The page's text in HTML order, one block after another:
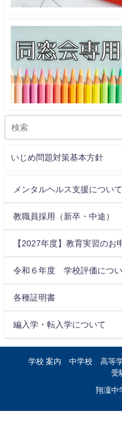
いじめ問題対策基本方針
メンタルヘルス支援について
教職員採用（新卒・中途）
【2027年度】教育実習のお
令和６年度 学校評価につ
各種証明書
編入学・転入学について
学校 案内 中学校 高等
受
翔凜中